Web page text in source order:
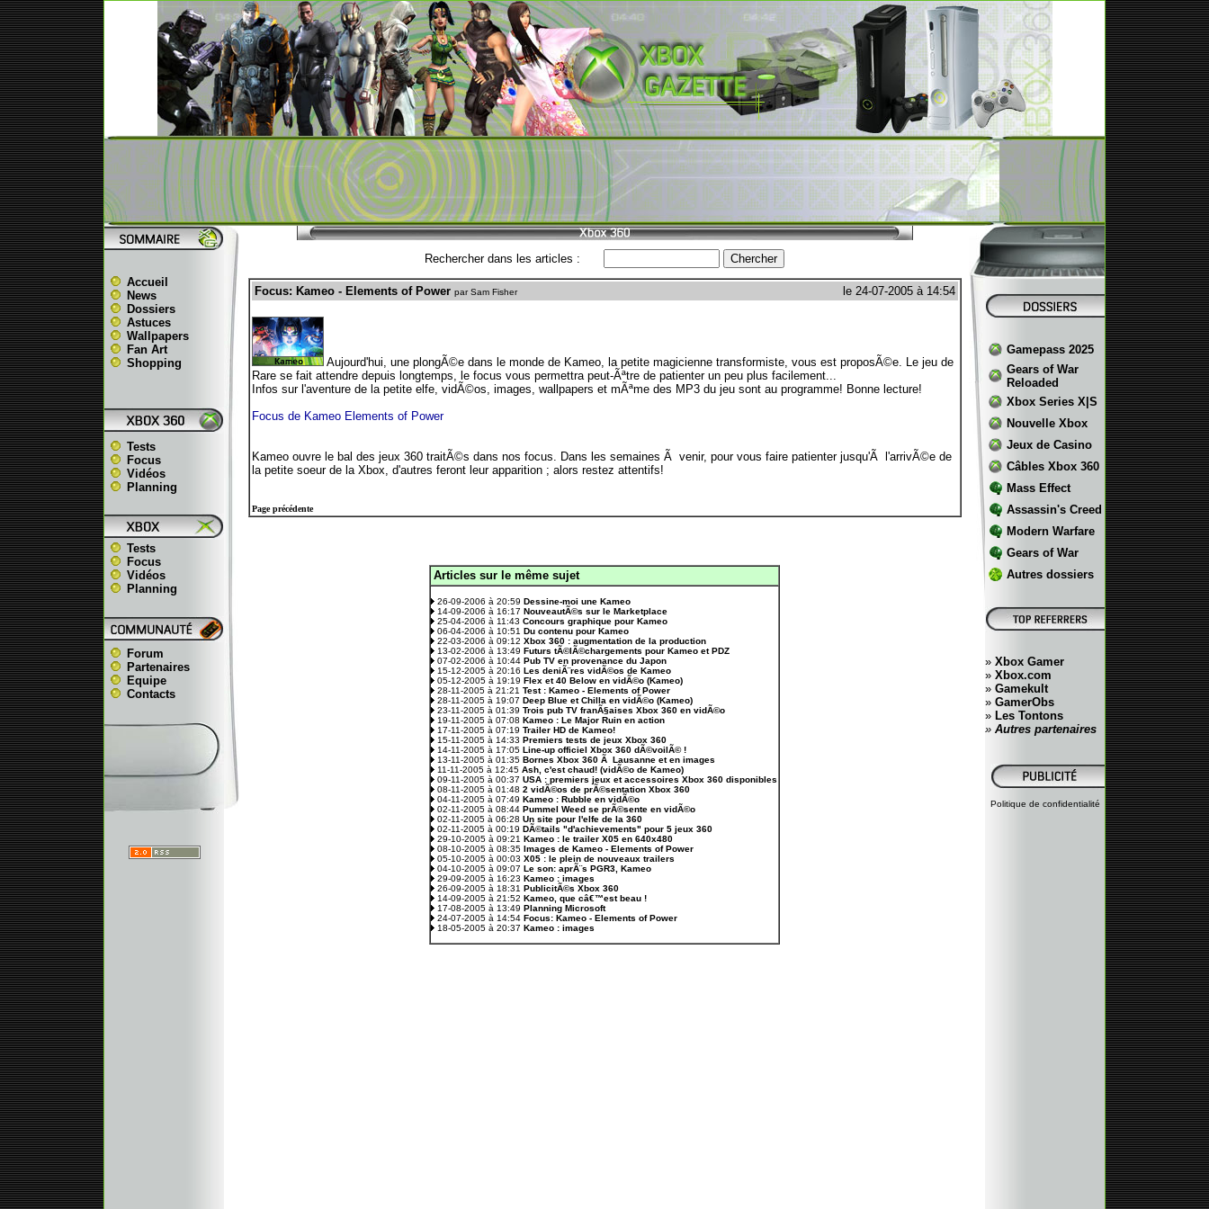
Accueil
News
Dossiers
Astuces
Wallpapers
Fan Art
Shopping
Tests
Focus
Vidéos
Planning
Tests
Focus
Vidéos
Planning
Forum
Partenaires
Equipe
Contacts
Rechercher dans les articles :
Focus: Kameo - Elements of Power par Sam Fisher le 24-07-2005 à 14:54
Aujourd'hui, une plongÃ©e dans le monde de Kameo, la petite magicienne transformiste, vous est proposÃ©e. Le jeu de
Rare se fait attendre depuis longtemps, le focus vous permettra peut-Ãªtre de patienter un peu plus facilement...
Infos sur l'aventure de la petite elfe, vidÃ©os, images, wallpapers et mÃªme des MP3 du jeu sont au programme! Bonne lecture!
Focus de Kameo Elements of Power
Kameo ouvre le bal des jeux 360 traitÃ©s dans nos focus. Dans les semaines Ã venir, pour vous faire patienter jusqu'Ã l'arrivÃ©e de
la petite soeur de la Xbox, d'autres feront leur apparition ; alors restez attentifs!
Page précédente
Articles sur le même sujet
26-09-2006 à 20:59 Dessine-moi une Kameo
14-09-2006 à 16:17 NouveautÃ©s sur le Marketplace
25-04-2006 à 11:43 Concours graphique pour Kameo
06-04-2006 à 10:51 Du contenu pour Kameo
22-03-2006 à 09:12 Xbox 360 : augmentation de la production
13-02-2006 à 13:49 Futurs tÃ©lÃ©chargements pour Kameo et PDZ
07-02-2006 à 10:44 Pub TV en provenance du Japon
15-12-2005 à 20:16 Les deniÃ¨res vidÃ©os de Kameo
05-12-2005 à 19:19 Flex et 40 Below en vidÃ©o (Kameo)
28-11-2005 à 21:21 Test : Kameo - Elements of Power
28-11-2005 à 19:07 Deep Blue et Chilla en vidÃ©o (Kameo)
23-11-2005 à 01:39 Trois pub TV franÃ§aises Xbox 360 en vidÃ©o
19-11-2005 à 07:08 Kameo : Le Major Ruin en action
17-11-2005 à 07:19 Trailer HD de Kameo!
15-11-2005 à 14:33 Premiers tests de jeux Xbox 360
14-11-2005 à 17:05 Line-up officiel Xbox 360 dÃ©voilÃ© !
13-11-2005 à 01:35 Bornes Xbox 360 Ã Lausanne et en images
11-11-2005 à 12:45 Ash, c'est chaud! (vidÃ©o de Kameo)
09-11-2005 à 00:37 USA : premiers jeux et accessoires Xbox 360 disponibles
08-11-2005 à 01:48 2 vidÃ©os de prÃ©sentation Xbox 360
04-11-2005 à 07:49 Kameo : Rubble en vidÃ©o
02-11-2005 à 08:44 Pummel Weed se prÃ©sente en vidÃ©o
02-11-2005 à 06:28 Un site pour l'elfe de la 360
02-11-2005 à 00:19 DÃ©tails "d'achievements" pour 5 jeux 360
29-10-2005 à 09:21 Kameo : le trailer X05 en 640x480
08-10-2005 à 08:35 Images de Kameo - Elements of Power
05-10-2005 à 00:03 X05 : le plein de nouveaux trailers
04-10-2005 à 09:07 Le son: aprÃ¨s PGR3, Kameo
29-09-2005 à 16:23 Kameo : images
26-09-2005 à 18:31 PublicitÃ©s Xbox 360
14-09-2005 à 21:52 Kameo, que câ€™est beau !
17-08-2005 à 13:49 Planning Microsoft
24-07-2005 à 14:54 Focus: Kameo - Elements of Power
18-05-2005 à 20:37 Kameo : images
Gamepass 2025
Gears of War
Reloaded
Xbox Series X|S
Nouvelle Xbox
Jeux de Casino
Câbles Xbox 360
Mass Effect
Assassin's Creed
Modern Warfare
Gears of War
Autres dossiers
» Xbox Gamer
» Xbox.com
» Gamekult
» GamerObs
» Les Tontons
» Autres partenaires
Politique de confidentialité